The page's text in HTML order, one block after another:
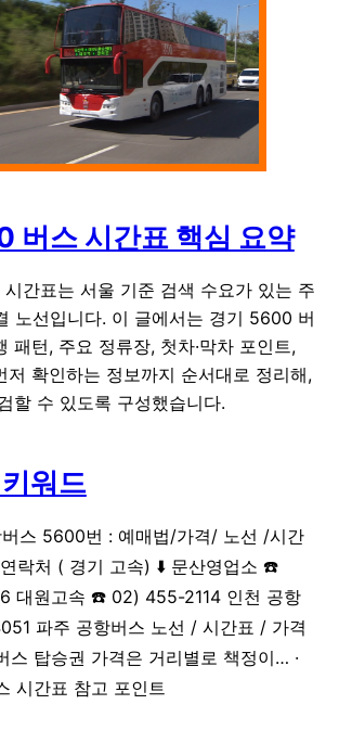
버스 시간표 핵심 요약
간표는 서울 기준 검색 수요가 있는 주
노선입니다. 이 글에서는 경기 5600 버
패턴, 주요 정류장, 첫차·막차 포인트,
저 확인하는 정보까지 순서대로 정리해,
할 수 있도록 구성했습니다.
워드
스 5600번 : 예매법/가격/ 노선 /시간
락처 ( 경기 고속) ⬇️ 문산영업소 ☎️
대원고속 ☎️ 02) 455-2114 인천 공항
파주 공항버스 노선 / 시간표 / 가격
스 탑승권 가격은 거리별로 책정이… ·
시간표 참고 포인트